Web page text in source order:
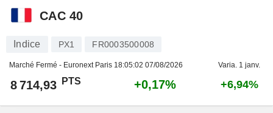
CAC 40
Indice PX1 FR0003500008
Marché Fermé - Euronext Paris 18:05:02 07/08/2026 Varia. 1 janv.
8 714,93 PTS +0,17% +6,94%